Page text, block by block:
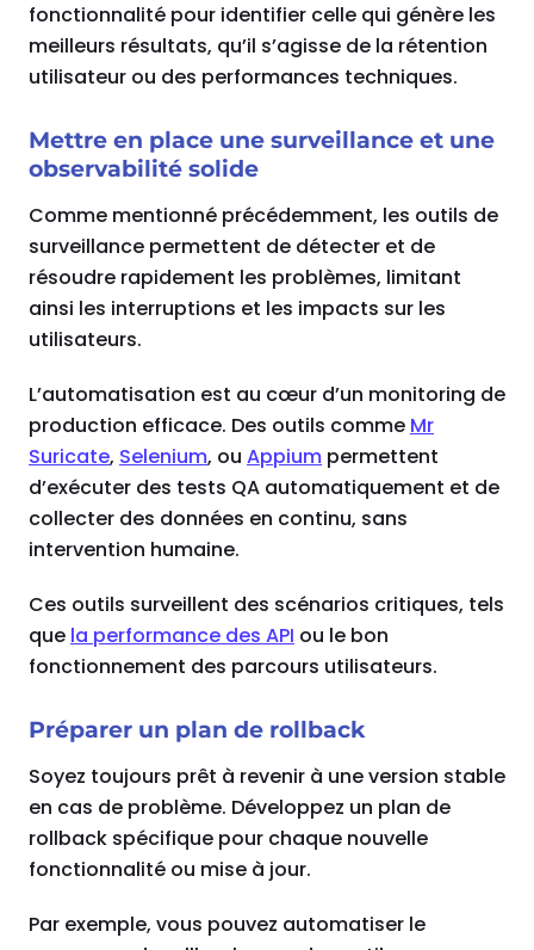
fonctionnalité pour identifier celle qui génère les
meilleurs résultats, qu’il s’agisse de la rétention
utilisateur ou des performances techniques.
Mettre en place une surveillance et une
observabilité solide
Comme mentionné précédemment, les outils de
surveillance permettent de détecter et de
résoudre rapidement les problèmes, limitant
ainsi les interruptions et les impacts sur les
utilisateurs.
L’automatisation est au cœur d’un monitoring de
production efficace. Des outils comme Mr
Suricate, Selenium, ou Appium permettent
d’exécuter des tests QA automatiquement et de
collecter des données en continu, sans
intervention humaine.
Ces outils surveillent des scénarios critiques, tels
que la performance des API ou le bon
fonctionnement des parcours utilisateurs.
Préparer un plan de rollback
Soyez toujours prêt à revenir à une version stable
en cas de problème. Développez un plan de
rollback spécifique pour chaque nouvelle
fonctionnalité ou mise à jour.
Par exemple, vous pouvez automatiser le